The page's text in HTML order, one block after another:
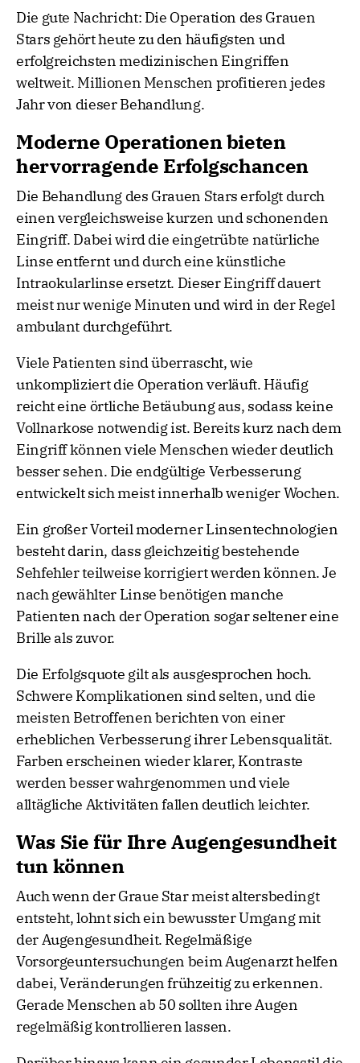
Die gute Nachricht: Die Operation des Grauen
Stars gehört heute zu den häufigsten und
erfolgreichsten medizinischen Eingriffen
weltweit. Millionen Menschen profitieren jedes
Jahr von dieser Behandlung.
Moderne Operationen bieten
hervorragende Erfolgschancen
Die Behandlung des Grauen Stars erfolgt durch
einen vergleichsweise kurzen und schonenden
Eingriff. Dabei wird die eingetrübte natürliche
Linse entfernt und durch eine künstliche
Intraokularlinse ersetzt. Dieser Eingriff dauert
meist nur wenige Minuten und wird in der Regel
ambulant durchgeführt.
Viele Patienten sind überrascht, wie
unkompliziert die Operation verläuft. Häufig
reicht eine örtliche Betäubung aus, sodass keine
Vollnarkose notwendig ist. Bereits kurz nach dem
Eingriff können viele Menschen wieder deutlich
besser sehen. Die endgültige Verbesserung
entwickelt sich meist innerhalb weniger Wochen.
Ein großer Vorteil moderner Linsentechnologien
besteht darin, dass gleichzeitig bestehende
Sehfehler teilweise korrigiert werden können. Je
nach gewählter Linse benötigen manche
Patienten nach der Operation sogar seltener eine
Brille als zuvor.
Die Erfolgsquote gilt als ausgesprochen hoch.
Schwere Komplikationen sind selten, und die
meisten Betroffenen berichten von einer
erheblichen Verbesserung ihrer Lebensqualität.
Farben erscheinen wieder klarer, Kontraste
werden besser wahrgenommen und viele
alltägliche Aktivitäten fallen deutlich leichter.
Was Sie für Ihre Augengesundheit
tun können
Auch wenn der Graue Star meist altersbedingt
entsteht, lohnt sich ein bewusster Umgang mit
der Augengesundheit. Regelmäßige
Vorsorgeuntersuchungen beim Augenarzt helfen
dabei, Veränderungen frühzeitig zu erkennen.
Gerade Menschen ab 50 sollten ihre Augen
regelmäßig kontrollieren lassen.